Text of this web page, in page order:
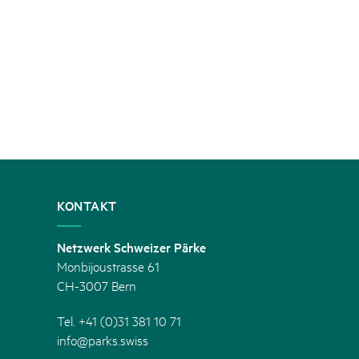
KONTAKT
Netzwerk Schweizer Pärke
Monbijoustrasse 61
CH-3007 Bern
Tel. +41 (0)31 381 10 71
info@parks.swiss